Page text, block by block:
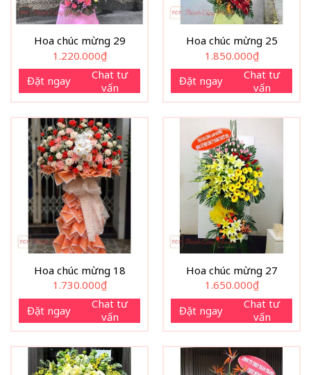
Hoa chúc mừng 29
1.220.000₫
Đặt ngay
Chat tư
vấn
Hoa chúc mừng 25
1.850.000₫
Đặt ngay
Chat tư
vấn
Hoa chúc mừng 18
1.730.000₫
Đặt ngay
Chat tư
vấn
Hoa chúc mừng 27
1.650.000₫
Đặt ngay
Chat tư
vấn